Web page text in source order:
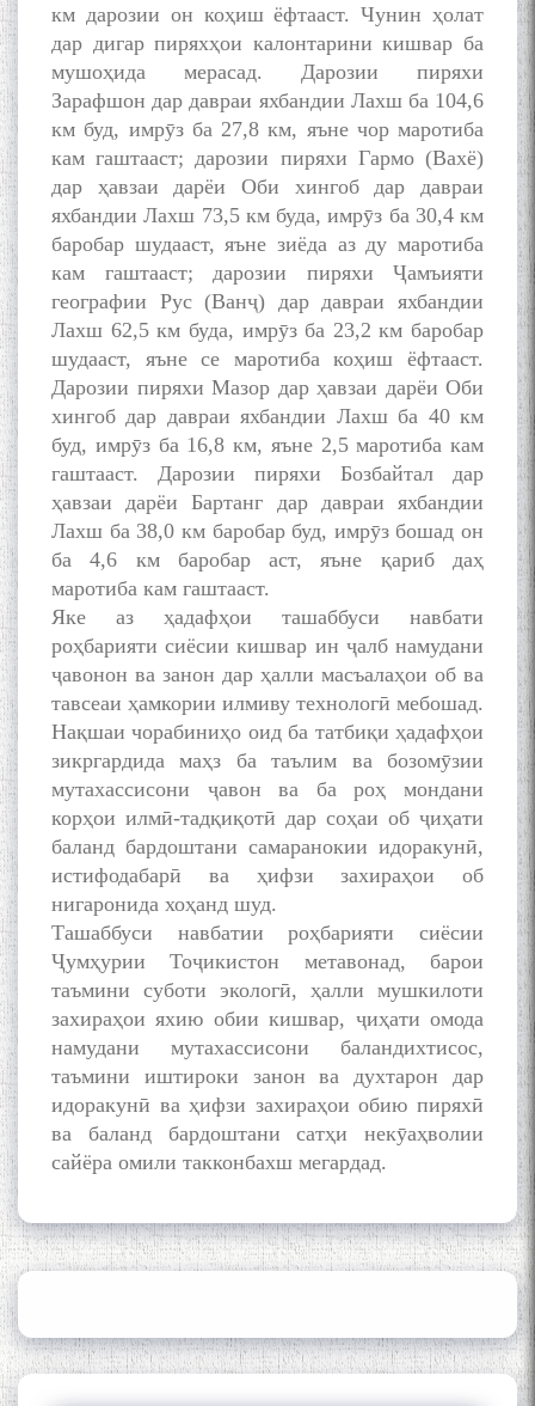
км дарозии он коҳиш ёфтааст. Чунин ҳолат
дар дигар пиряхҳои калонтарини кишвар ба
мушоҳида мерасад. Дарозии пиряхи
Зарафшон дар давраи яхбандии Лахш ба 104,6
км буд, имрӯз ба 27,8 км, яъне чор маротиба
кам гаштааст; дарозии пиряхи Гармо (Вахё)
дар ҳавзаи дарёи Оби хингоб дар давраи
яхбандии Лахш 73,5 км буда, имрӯз ба 30,4 км
баробар шудааст, яъне зиёда аз ду маротиба
кам гаштааст; дарозии пиряхи Ҷамъияти
географии Рус (Ванҷ) дар давраи яхбандии
Лахш 62,5 км буда, имрӯз ба 23,2 км баробар
шудааст, яъне се маротиба коҳиш ёфтааст.
Дарозии пиряхи Мазор дар ҳавзаи дарёи Оби
хингоб дар давраи яхбандии Лахш ба 40 км
буд, имрӯз ба 16,8 км, яъне 2,5 маротиба кам
гаштааст. Дарозии пиряхи Бозбайтал дар
ҳавзаи дарёи Бартанг дар давраи яхбандии
Лахш ба 38,0 км баробар буд, имрӯз бошад он
ба 4,6 км баробар аст, яъне қариб даҳ
маротиба кам гаштааст.
Яке аз ҳадафҳои ташаббуси навбати
роҳбарияти сиёсии кишвар ин ҷалб намудани
ҷавонон ва занон дар ҳалли масъалаҳои об ва
тавсеаи ҳамкории илмиву технологӣ мебошад.
Нақшаи чорабиниҳо оид ба татбиқи ҳадафҳои
зикргардида маҳз ба таълим ва бозомӯзии
мутахассисони ҷавон ва ба роҳ мондани
корҳои илмӣ-тадқиқотӣ дар соҳаи об ҷиҳати
баланд бардоштани самаранокии идоракунӣ,
истифодабарӣ ва ҳифзи захираҳои об
нигаронида хоҳанд шуд.
Ташаббуси навбатии роҳбарияти сиёсии
Ҷумҳурии Тоҷикистон метавонад, барои
таъмини суботи экологӣ, ҳалли мушкилоти
захираҳои яхию обии кишвар, ҷиҳати омода
намудани мутахассисони баландихтисос,
таъмини иштироки занон ва духтарон дар
идоракунӣ ва ҳифзи захираҳои обию пиряхӣ
ва баланд бардоштани сатҳи некӯаҳволии
сайёра омили такконбахш мегардад.
The Persian Gulf Beautiful
poetry from Устод Мумин
Қаноат (Ustod Mumin Qanoat)
and Master Mehryar
Mehrafarin about the conflict
of the name of the Persian
Gulf
Сайри Дарвоз бо Мӯъмин
Қаноат: Чанор ҳам "гап"
мезанад
ШАРҲИ МУЛОҚОТ БО АҲЛИ
ИЛМ ВА МАОРИФИ КИШВАР
АЗ ҶОНИБИ ОЛИМОНИ
АКАДЕМИЯИ МИЛЛИИ
ИЛМҲОИ ТОҶИКИСТОН
БО 4 000 000 СОМОНӢ
ПАЙКАРА ВА ОСОРХОНАИ
МӮЪМИН ҚАНОАТ СОХТА
ШУД!
Кадамчо Худои Шарифзода